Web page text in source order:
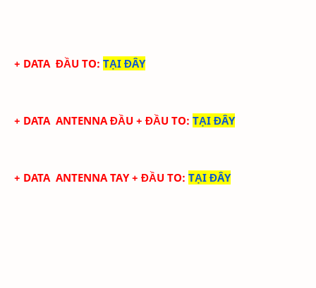
+ DATA ĐẦU TO: TẠI ĐÂY
+ DATA ANTENNA ĐẦU + ĐẦU TO: TẠI ĐÂY
+ DATA ANTENNA TAY+ ĐẦU TO: TẠI ĐÂY